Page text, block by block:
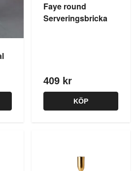
Faye round
Serveringsbricka
409 kr
KÖP